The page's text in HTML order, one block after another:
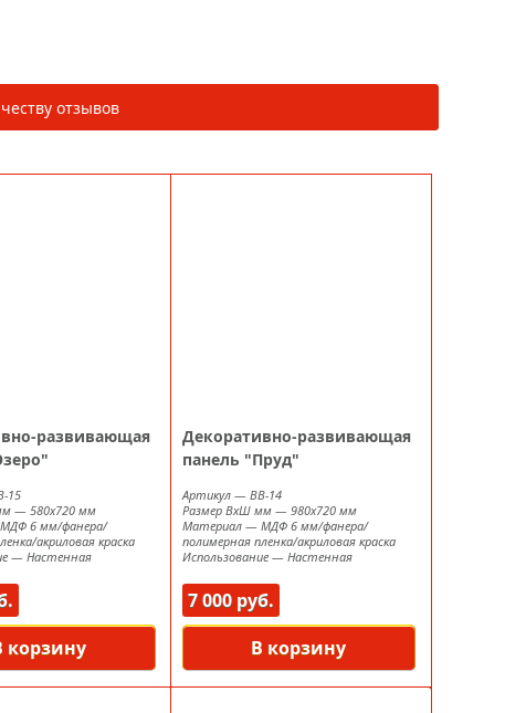
отзывов
развивающая
15
— 580х720 мм
МДФ 6 мм/фанера/
акриловая краска
— Настенная
корзину
Декоративно-развивающая
панель "Пруд"
Артикул— ВВ-14
Размер ВxШ мм— 980х720 мм
Материал— МДФ 6 мм/фанера/
полимерная пленка/акриловая краска
Использование— Настенная
7 000 руб.
В корзину